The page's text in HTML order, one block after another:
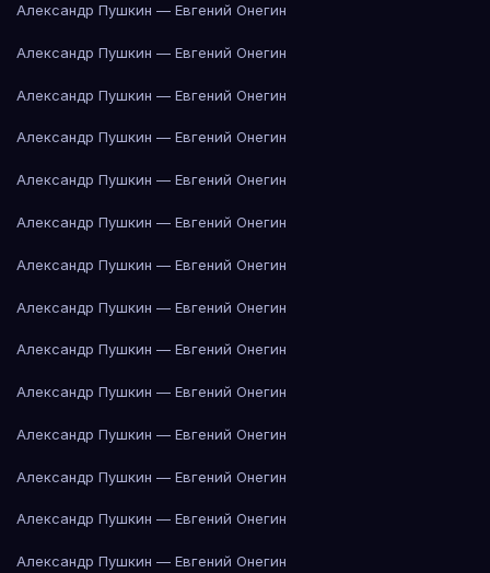
Александр Пушкин — Евгений Онегин
Александр Пушкин — Евгений Онегин
Александр Пушкин — Евгений Онегин
Александр Пушкин — Евгений Онегин
Александр Пушкин — Евгений Онегин
Александр Пушкин — Евгений Онегин
Александр Пушкин — Евгений Онегин
Александр Пушкин — Евгений Онегин
Александр Пушкин — Евгений Онегин
Александр Пушкин — Евгений Онегин
Александр Пушкин — Евгений Онегин
Александр Пушкин — Евгений Онегин
Александр Пушкин — Евгений Онегин
Александр Пушкин — Евгений Онегин